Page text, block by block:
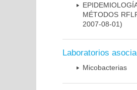
MÉTODOS
2007-08-01)
Laboratorios
Micobacterias